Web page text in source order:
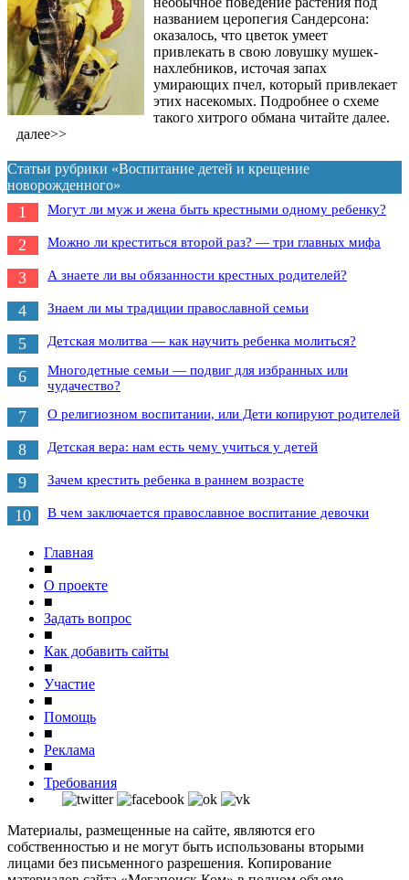
названием церопегия Сандерсона:
оказалось, что цветок умеет
привлекать в свою ловушку мушек-
нахлебников, источая запах
умирающих пчел, который привлекает
этих насекомых. Подробнее о схеме
такого хитрого обмана читайте далее.
далее>>
Статьи рубрики «Воспитание детей и крещение
новорожденного»
1 Могут ли муж и жена быть крестными одному ребенку?
2 Можно ли креститься второй раз? — три главных мифа
3 А знаете ли вы обязанности крестных родителей?
4 Знаем ли мы традиции православной семьи
5 Детская молитва — как научить ребенка молиться?
6
Многодетные семьи — подвиг для избранных или
чудачество?
7 О религиозном воспитании, или Дети копируют родителей
8 Детская вера: нам есть чему учиться у детей
9 Зачем крестить ребенка в раннем возрасте
10 В чем заключается православное воспитание девочки
Главная
■
О проекте
■
Задать вопрос
■
Как добавить сайты
■
Участие
■
Помощь
■
Реклама
■
Требования
Материалы, размещенные на сайте, являются его
собственностью и не могут быть использованы вторыми
лицами без письменного разрешения. Копирование